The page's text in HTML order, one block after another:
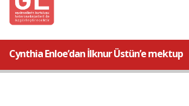
Cynthia Enloe’dan İlknur Üstün’e mektup